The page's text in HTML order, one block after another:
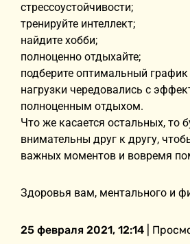
стрессоустойчивости;
тренируйте интеллект;
найдите хобби;
полноценно отдыхайте;
подберите оптимальный
нагрузки чередовались с
полноценным отдыхом.
Что же касается остальных, то
внимательны друг к другу,
важных моментов и вовремя
Здоровья вам, ментального и
25 февраля 2021, 12:14 |